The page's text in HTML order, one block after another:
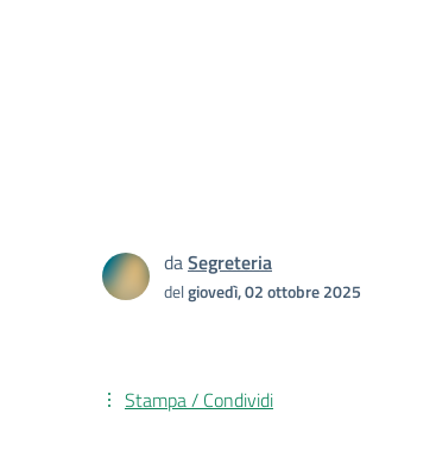
daSegreteria
delgiovedì, 02 ottobre 2025
Stampa / Condividi